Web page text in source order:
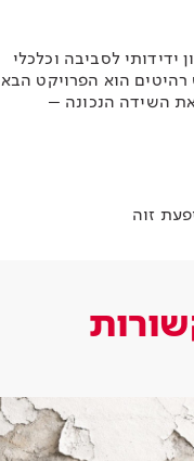
ידידותי לסביבה וכלכלי
הוא הפרויקט הבא
השידה הנכונה –
זוה